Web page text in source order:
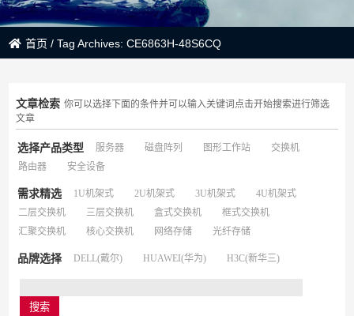
首页 /Tag Archives: CE6863H-48S6CQ
文章检索 你可以选择下面的条件并可以输入关键词点击开始搜索进行筛选
文章
选择产品类型 服务器 磁盘阵列 图形工作站
交换机
路由器
安全设备
需求精选 1U机架式 2U机架式 3U机架式
4U机架式
二层交换机
三层交换机 盒式交换机
框式交换机
汇聚交换机
核心交换机 网络存储 光纤存储
品牌选择 DELL(戴尔) HUAWEI(华为) H3C(新华三)